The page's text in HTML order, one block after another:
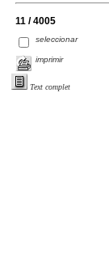
11 / 4005
seleccionar
imprimir
Text complet